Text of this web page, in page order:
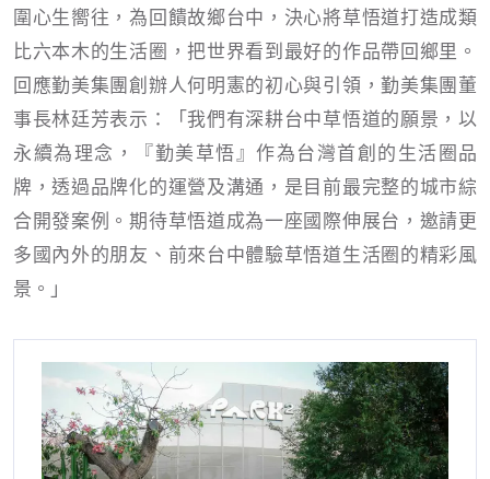
圍心生嚮往，為回饋故鄉台中，決心將草悟道打造成類
比六本木的生活圈，把世界看到最好的作品帶回鄉里。
回應勤美集團創辦人何明憲的初心與引領，勤美集團董
事長林廷芳表示：「我們有深耕台中草悟道的願景，以
永續為理念，『勤美草悟』作為台灣首創的生活圈品
牌，透過品牌化的運營及溝通，是目前最完整的城市綜
合開發案例。期待草悟道成為一座國際伸展台，邀請更
多國內外的朋友、前來台中體驗草悟道生活圈的精彩風
景。」